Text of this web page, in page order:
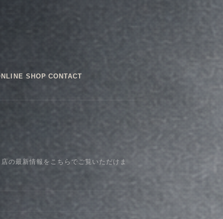
SHOP CONTACT
の最新情報をこちらでご覧いただけま